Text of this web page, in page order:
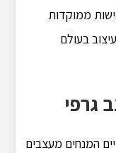
ממוקדות
בעולם
גרפי
המנחים מעצבים